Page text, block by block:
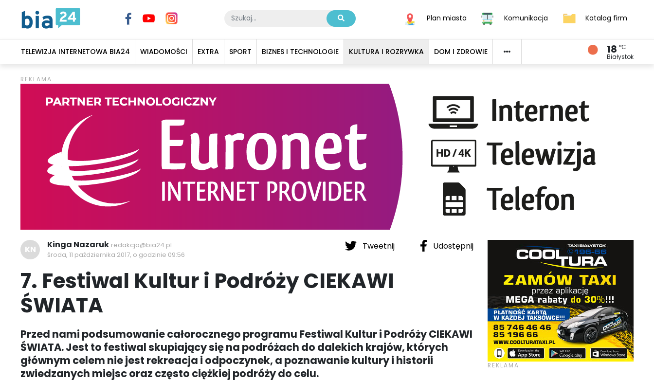
Plan miasta Komunikacja Katalog firm
TELEWIZJA INTERNETOWA BIA24 WIADOMOŚCI EXTRA SPORT BIZNES I TECHNOLOGIE KULTURA I ROZRYWKA DOM I ZDROWIE 18 °C
Białystok
Tweetnij Udostępnij
KN Kinga Nazaruk redakcja@bia24.pl
środa, 11 października 2017, o godzinie 09:56
7. Festiwal Kultur i Podróży CIEKAWI
ŚWIATA
Przed nami podsumowanie całorocznego programu Festiwal Kultur i Podróży CIEKAWI
ŚWIATA. Jest to festiwal skupiający się na podróżach do dalekich krajów, których
głównym celem nie jest rekreacja i odpoczynek, a poznawanie kultury i historii
zwiedzanych miejsc oraz często ciężkiej podróży do celu.